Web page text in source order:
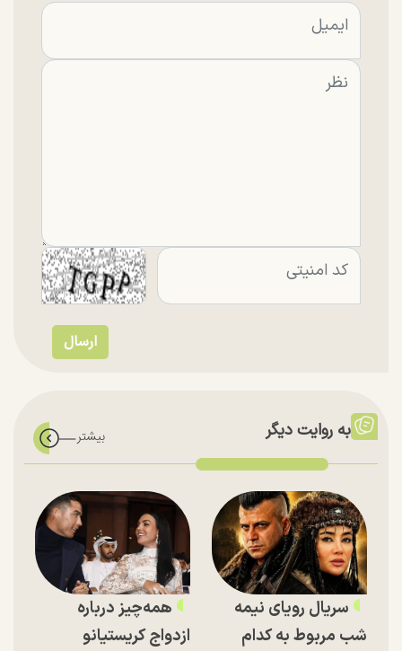
به روایت دیگر
سریال رویای نیمه
شب مربوط به کدام
همه‌چیز درباره
ازدواج کریستیانو